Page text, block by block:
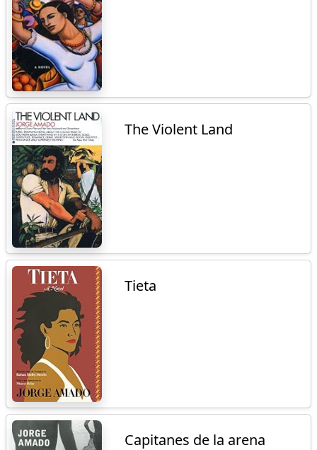
The Violent Land
Tieta
Capitanes de la arena